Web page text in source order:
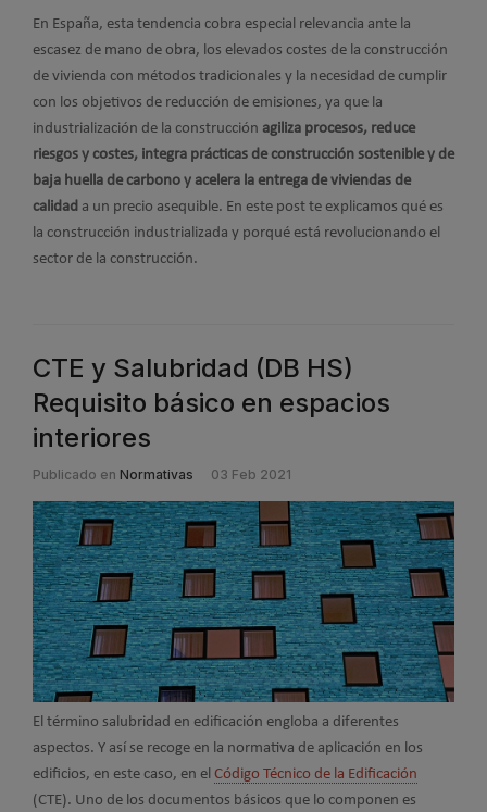
En España, esta tendencia cobra especial relevancia ante la
escasez de mano de obra, los elevados costes de la construcción
de vivienda con métodos tradicionales y la necesidad de cumplir
con los objetivos de reducción de emisiones, ya que la
industrialización de la construcción agiliza procesos, reduce
riesgos y costes, integra prácticas de construcción sostenible y de
baja huella de carbono y acelera la entrega de viviendas de
calidad a un precio asequible. En este post te explicamos qué es
la construcción industrializada y porqué está revolucionando el
sector de la construcción.
CTE y Salubridad (DB HS)
Requisito básico en espacios
interiores
Publicado en Normativas 03 Feb 2021
El término salubridad en edificación engloba a diferentes
aspectos. Y así se recoge en la normativa de aplicación en los
edificios, en este caso, en el Código Técnico de la Edificación
(CTE). Uno de los documentos básicos que lo componen es